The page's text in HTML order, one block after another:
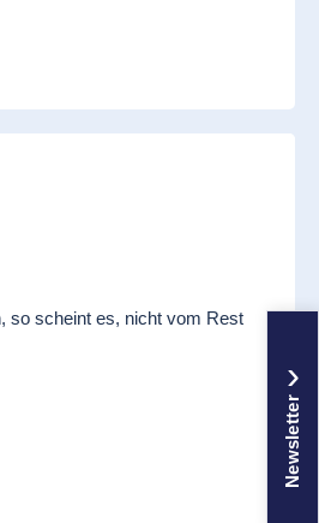
so scheint es, nicht vom Rest
›
Newsletter